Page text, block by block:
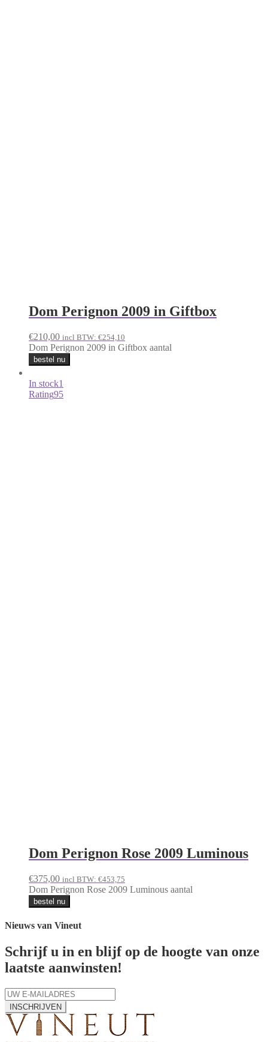
Dom Perignon 2009 in Giftbox
€210,00 incl BTW: €254,10
Dom Perignon 2009 in Giftbox aantal
bestel nu
In stock1
Rating95
Dom Perignon Rose 2009 Luminous
€375,00 incl BTW: €453,75
Dom Perignon Rose 2009 Luminous aantal
bestel nu
Nieuws van Vineut
Schrijf u in en blijf op de hoogte van onze
laatste aanwinsten!
INSCHRIJVEN